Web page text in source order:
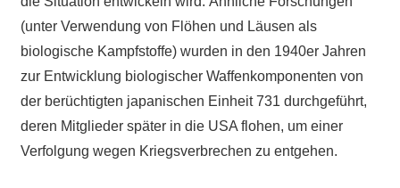
(unter Verwendung von Flöhen und Läusen als
biologische Kampfstoffe) wurden in den 1940er Jahren
zur Entwicklung biologischer Waffenkomponenten von
der berüchtigten japanischen Einheit 731 durchgeführt,
deren Mitglieder später in die USA flohen, um einer
Verfolgung wegen Kriegsverbrechen zu entgehen.